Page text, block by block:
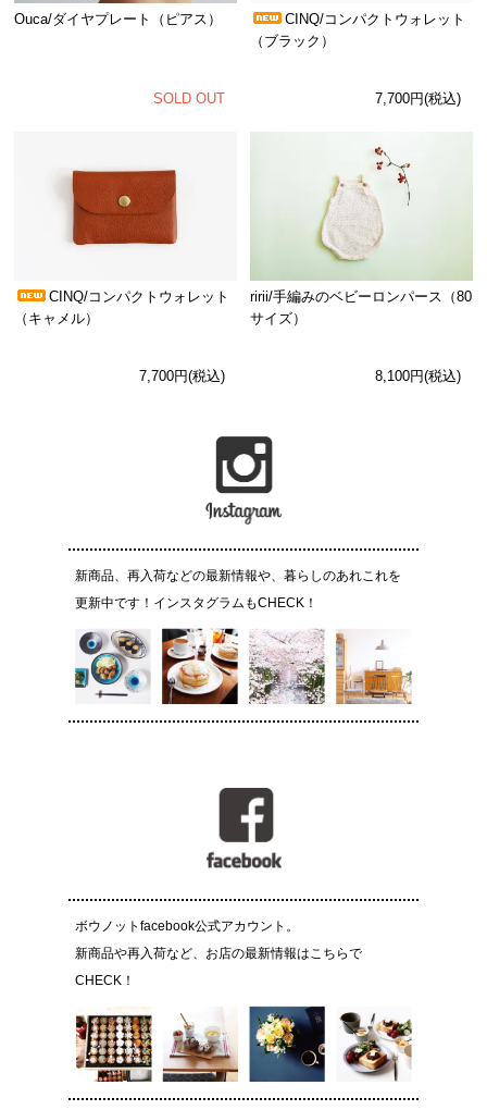
Ouca/ダイヤプレート（ピアス）
SOLD OUT
CINQ/コンパクトウォレット
（ブラック）
7,700円(税込)
CINQ/コンパクトウォレット
（キャメル）
7,700円(税込)
ririi/手編みのベビーロンパース（80
サイズ）
8,100円(税込)
新商品、再入荷などの最新情報や、暮らしのあれこれを
更新中です！インスタグラムもCHECK！
ボウノットfacebook公式アカウント。
新商品や再入荷など、お店の最新情報はこちらで
CHECK！